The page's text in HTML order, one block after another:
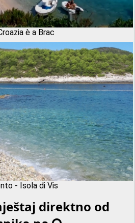
è a Brac
- Isola di Vis
direktno od